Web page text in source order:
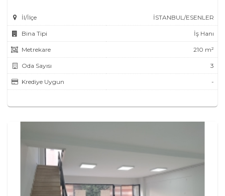
İl/İlçe İSTANBUL/ESENLER
Bina Tipi İş Hanı
Metrekare 210 m²
Oda Sayısı 3
Krediye Uygun -